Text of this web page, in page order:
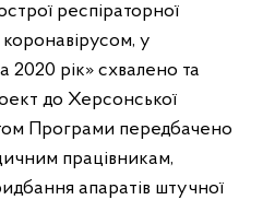
респіраторної
у
2020 рік» схвалено та
до Херсонської
Програми передбачено
працівникам,
апаратів штучної